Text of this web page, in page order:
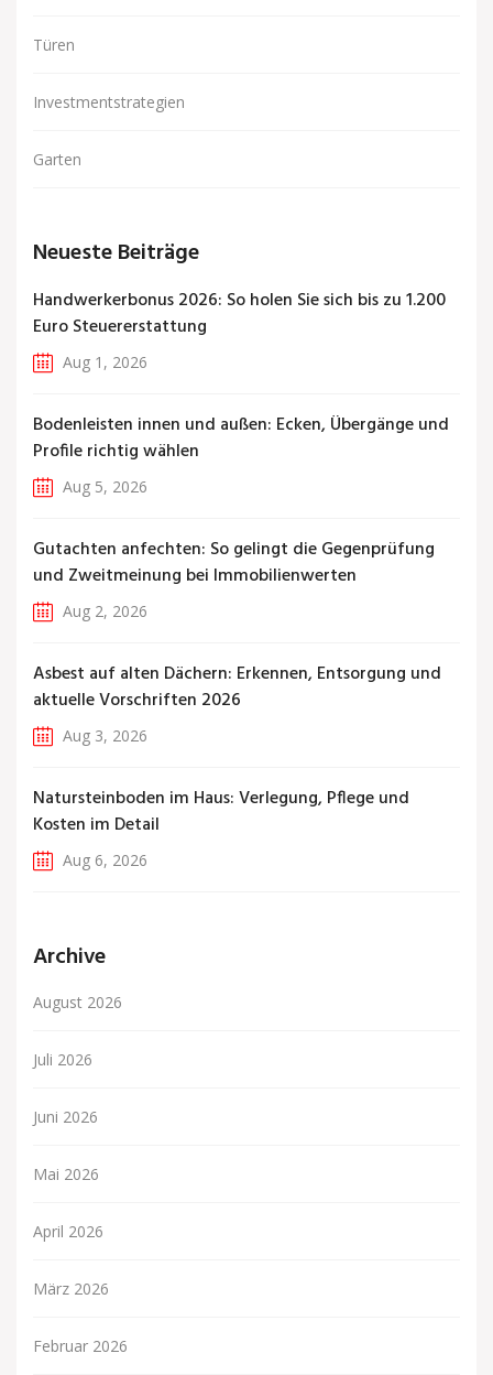
Türen
Investmentstrategien
Garten
Neueste Beiträge
Handwerkerbonus 2026: So holen Sie sich bis zu 1.200
Euro Steuererstattung
Aug 1, 2026
Bodenleisten innen und außen: Ecken, Übergänge und
Profile richtig wählen
Aug 5, 2026
Gutachten anfechten: So gelingt die Gegenprüfung
und Zweitmeinung bei Immobilienwerten
Aug 2, 2026
Asbest auf alten Dächern: Erkennen, Entsorgung und
aktuelle Vorschriften 2026
Aug 3, 2026
Natursteinboden im Haus: Verlegung, Pflege und
Kosten im Detail
Aug 6, 2026
Archive
August 2026
Juli 2026
Juni 2026
Mai 2026
April 2026
März 2026
Februar 2026